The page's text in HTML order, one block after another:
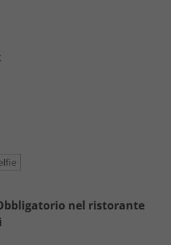
nel ristorante